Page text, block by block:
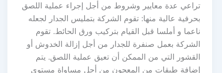
تراعي عدة معايير وشروط من أجل إجراء عملية اللصق
بحرفية عالية منها: تقوم الشركة بتمليس الجدار لجعله
ناعما و أملسا قبل القيام بتركيب ورق الحائط. تقوم
الشركة بعمل صنفرة للجدار من أجل إزالة الخدوش أو
القشور التي من الممكن أن تعيق عملية اللصق. يتم
إضافة طبقات من المعجون من أجل مساواة مستوى